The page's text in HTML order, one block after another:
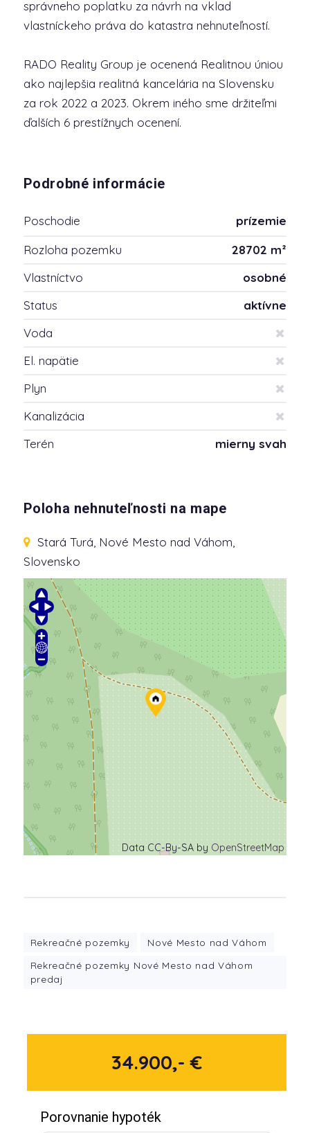
správneho poplatku za návrh na vklad
vlastníckeho práva do katastra nehnuteľností.
RADO Reality Group je ocenená Realitnou úniou
ako najlepšia realitná kancelária na Slovensku
za rok 2022 a 2023. Okrem iného sme držiteľmi
ďalších 6 prestížnych ocenení.
Podrobné informácie
Poschodie
prízemie
Rozloha pozemku
28702 m²
Vlastníctvo
osobné
Status
aktívne
Voda
El. napätie
Plyn
Kanalizácia
Terén
mierny svah
Poloha nehnuteľnosti na mape
Stará Turá, Nové Mesto nad Váhom,
Slovensko
Data CC-By-SA by OpenStreetMap
Rekreačné pozemky
Nové Mesto nad Váhom
Rekreačné pozemky Nové Mesto nad Váhom
predaj
34.900,- €